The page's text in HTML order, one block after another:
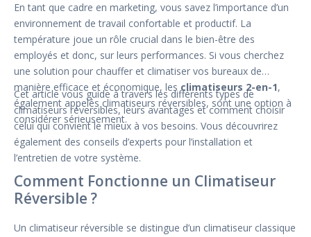
En tant que cadre en marketing, vous savez l’importance d’un
environnement de travail confortable et productif. La
température joue un rôle crucial dans le bien-être des
employés et donc, sur leurs performances. Si vous cherchez
une solution pour chauffer et climatiser vos bureaux de
manière efficace et économique, lesclimatiseurs 2-en-1,
également appelés climatiseurs réversibles, sont une option à
considérer sérieusement.
Cet article vous guide à travers les différents types de
climatiseurs réversibles, leurs avantages et comment choisir
celui qui convient le mieux à vos besoins. Vous découvrirez
également des conseils d’experts pour l’installation et
l’entretien de votre système.
Comment Fonctionne un Climatiseur
Réversible ?
Un climatiseur réversible se distingue d’un climatiseur classique